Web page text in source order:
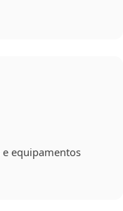
equipamentos